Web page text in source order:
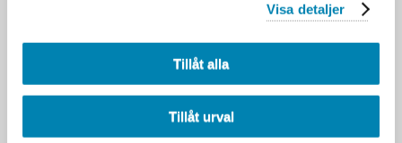
Visa detaljer
Tillåt alla
Tillåt urval
16 FEBRUARI 2026
Verksamhetsutvecklarens
verktyg: Tjänstedesign - vad
är det?